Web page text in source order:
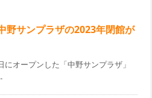
野サンプラザの2023年閉館が
にオープンした「中野サンプラザ」